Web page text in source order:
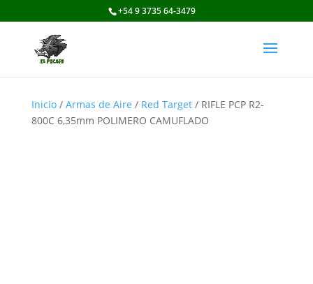
+54 9 3735 64-3479
Inicio/ Armas de Aire / Red Target/ RIFLE PCP R2-
800C 6,35mm POLIMERO CAMUFLADO